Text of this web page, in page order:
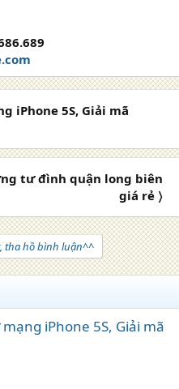
iPhone 5S, Giải mã
tư đình quận long biên
giá rẻ 〉
tha hồ bình luận^^
iPhone 5S, Giải mã